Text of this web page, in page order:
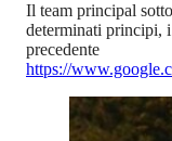
Il team principal
determinati principi,
precedente
https://